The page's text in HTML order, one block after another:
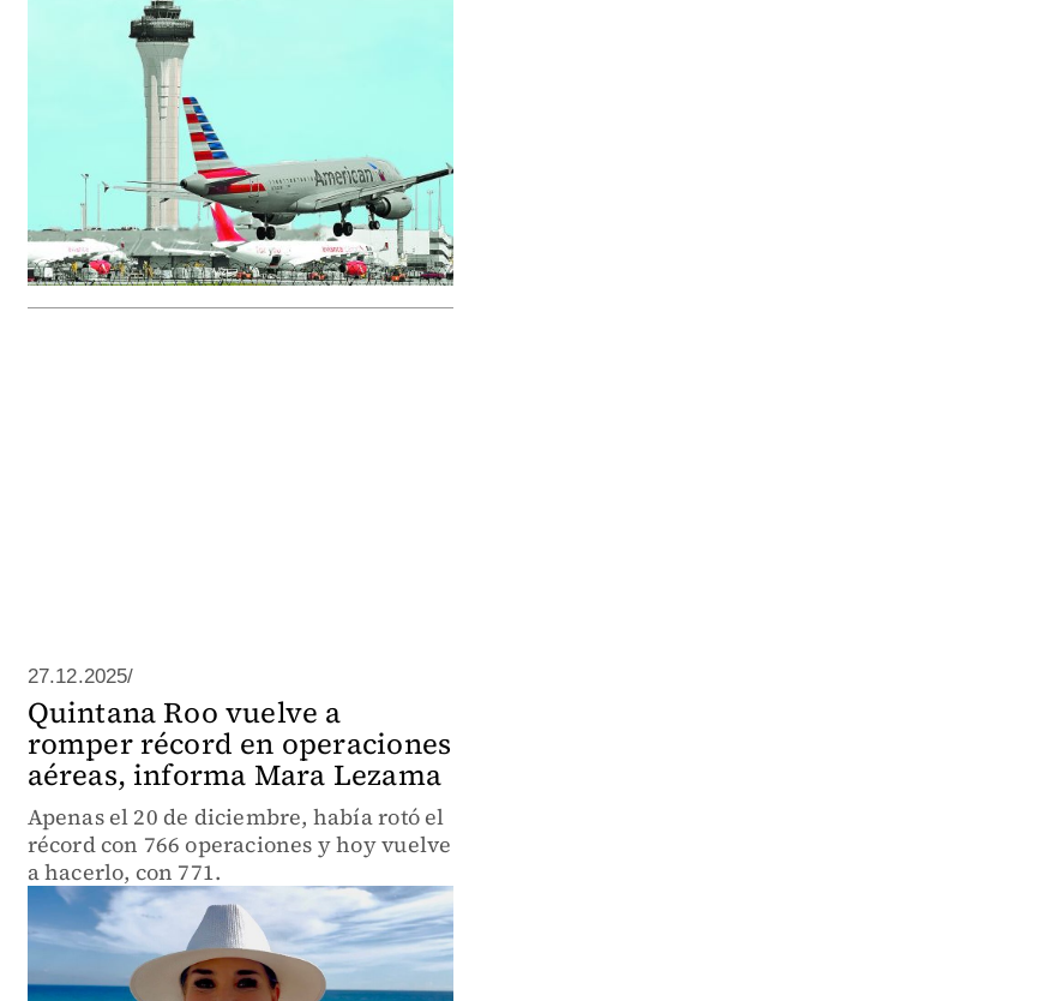
27.12.2025/
Quintana Roo vuelve a
romper récord en operaciones
aéreas, informa Mara Lezama
Apenas el 20 de diciembre, había rotó el
récord con 766 operaciones y hoy vuelve
a hacerlo, con 771.